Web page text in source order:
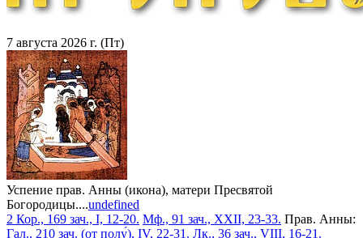
7 августа 2026 г. (Пт)
Успение прав. Анны (икона), матери Пресвятой
Богородицы....undefined
2 Кор., 169 зач., I, 12-20. Мф., 91 зач., XXII, 23-33. Прав. Анны:
Гал., 210 зач. (от полу́), IV, 22-31. Лк., 36 зач., VIII, 16-21.